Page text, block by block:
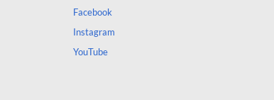
Facebook
Instagram
YouTube